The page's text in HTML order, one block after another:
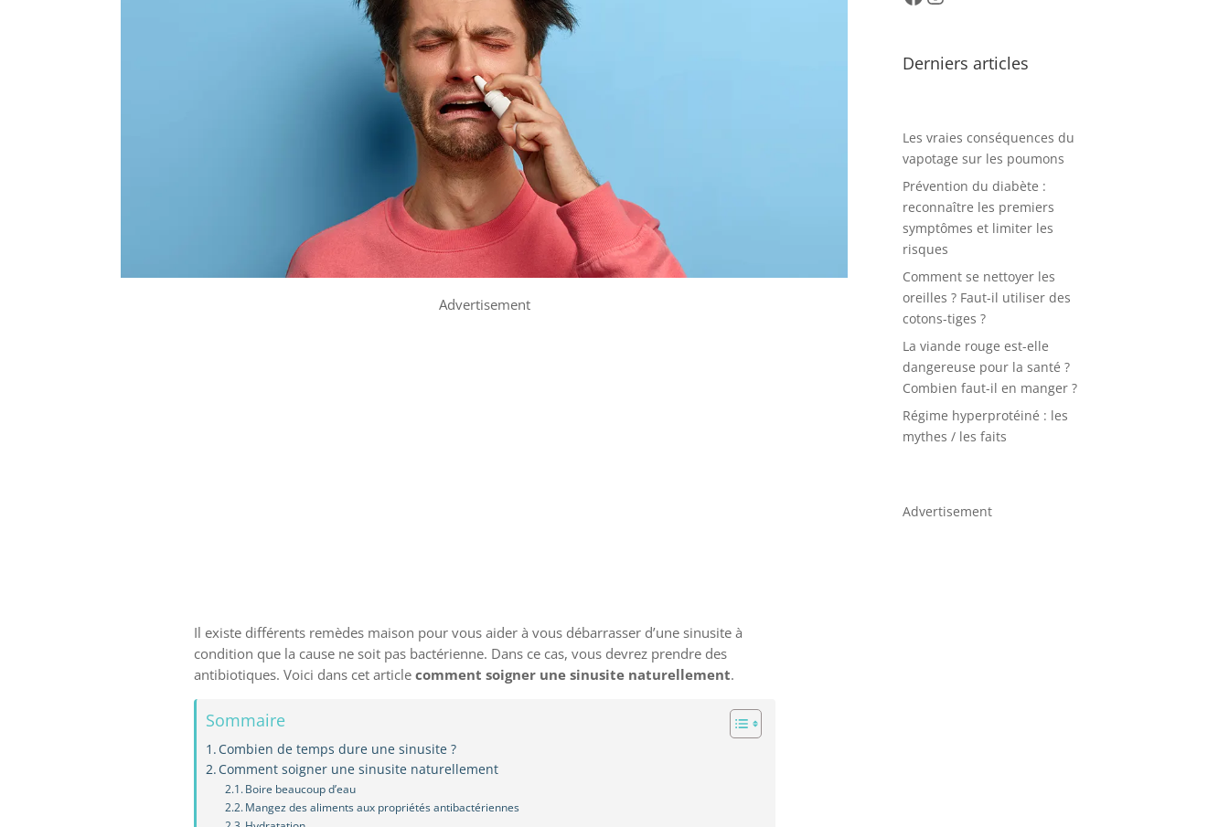
Advertisement
Il existe différents remèdes maison pour vous aider à vous débarrasser d’une sinusite à
condition que la cause ne soit pas bactérienne. Dans ce cas, vous devrez prendre des
antibiotiques. Voici dans cet article comment soigner une sinusite naturellement.
Sommaire
Combien de temps dure une sinusite ?
Comment soigner une sinusite naturellement
Boire beaucoup d’eau
Mangez des aliments aux propriétés antibactériennes
Derniers articles
Les vraies conséquences du
vapotage sur les poumons
Prévention du diabète :
reconnaître les premiers
symptômes et limiter les
risques
Comment se nettoyer les
oreilles ? Faut-il utiliser des
cotons-tiges ?
La viande rouge est-elle
dangereuse pour la santé ?
Combien faut-il en manger ?
Régime hyperprotéiné : les
mythes / les faits
Advertisement